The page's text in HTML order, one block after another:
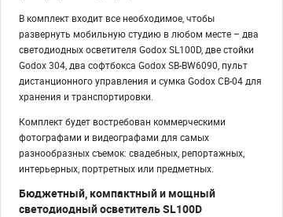
В комплект входит все необходимое, чтобы
развернуть мобильную студию в любом месте – два
светодиодных осветителя Godox SL100D, две стойки
Godox 304, два софтбокса Godox SB-BW6090, пульт
дистанционного управления и сумка Godox CB-04 для
хранения и транспортировки.
Комплект будет востребован коммерческими
фотографами и видеографами для самых
разнообразных съемок: свадебных, репортажных,
интерьерных, портретных или предметных.
Бюджетный, компактный и мощный
светодиодный осветитель SL100D